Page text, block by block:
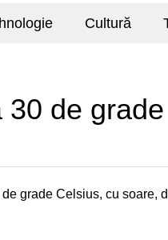
Cultură
de
grade Celsius, cu soare,